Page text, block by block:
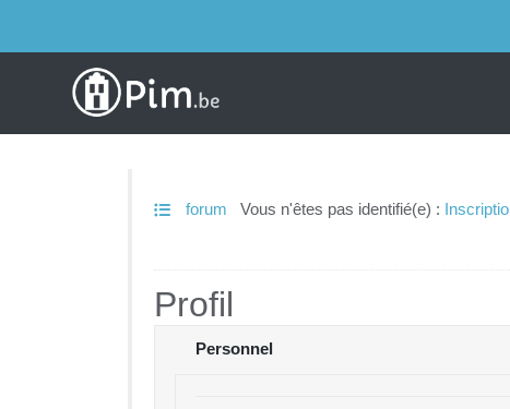
forum Vous n'êtes pas identifié(e) :
Profil
Personnel